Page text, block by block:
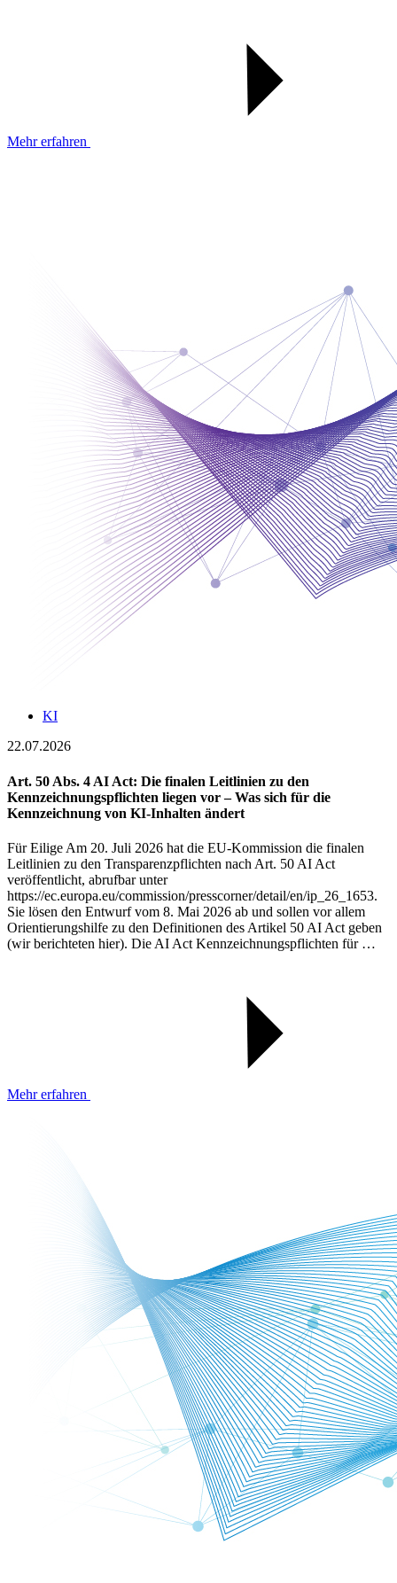
Mehr erfahren
KI
22.07.2026
Art. 50 Abs. 4 AI Act: Die finalen Leitlinien zu den
Kennzeichnungspflichten liegen vor – Was sich für die
Kennzeichnung von KI-Inhalten ändert
Für Eilige Am 20. Juli 2026 hat die EU-Kommission die finalen
Leitlinien zu den Transparenzpflichten nach Art. 50 AI Act
veröffentlicht, abrufbar unter
https://ec.europa.eu/commission/presscorner/detail/en/ip_26_1653.
Sie lösen den Entwurf vom 8. Mai 2026 ab und sollen vor allem
Orientierungshilfe zu den Definitionen des Artikel 50 AI Act geben
(wir berichteten hier). Die AI Act Kennzeichnungspflichten für …
Mehr erfahren